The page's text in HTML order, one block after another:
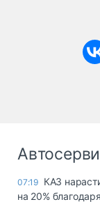
07:19 КАЗ
на 20%